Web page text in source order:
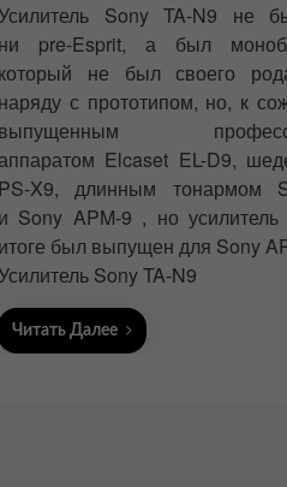
s
e
d
o
Усилитель Sony TA-N9 не
ни pre-Esprit, а был
который не был своего
наряду с прототипом, но, к
выпущенным
аппаратом Elcaset EL-D9,
PS-X9, длинным тонармом
и Sony APM-9 , но усилитель
итоге был выпущен для Sony
Усилитель Sony TA-N9
Читать Далее